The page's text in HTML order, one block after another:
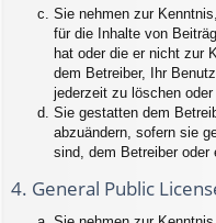
Sie nehmen zur
für die Inhalte von
hat oder die er nicht zur
dem Betreiber, Ihr
jederzeit zu löschen
Sie gestatten dem
abzuändern, sofern sie
sind, dem Betreiber oder
4. General Public